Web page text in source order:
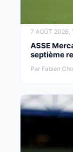
7 AOÛT 2026,
ASSE
septième
Par Fabien